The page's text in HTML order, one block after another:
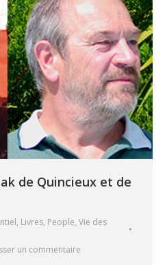
de Quincieux et de
, Livres, People, Vie des
un commentaire